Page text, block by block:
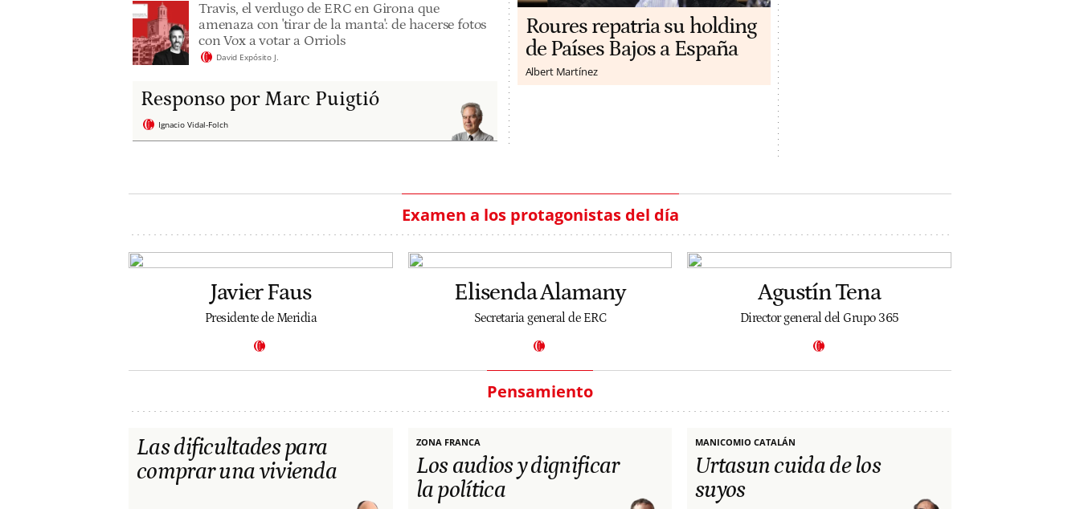
Travis, el verdugo de ERC en Girona que
amenaza con 'tirar de la manta': de hacerse fotos
con Vox a votar a Orriols
David Expósito J.
Responso por Marc Puigtió
Ignacio Vidal-Folch
Roures repatria su holding
de Países Bajos a España
Albert Martínez
Examen a los protagonistas del día
Javier Faus
Presidente de Meridia
Elisenda Alamany
Secretaria general de ERC
Agustín Tena
Director general del Grupo 365
Pensamiento
Las dificultades para
comprar una vivienda
ZONA FRANCA
Los audios y dignificar
la política
MANICOMIO CATALÁN
Urtasun cuida de los
suyos